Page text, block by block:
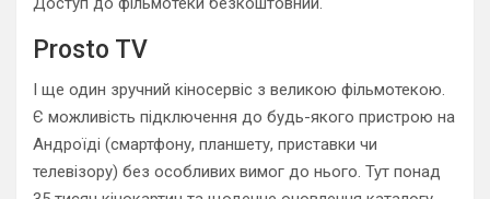
Prosto TV
І ще один зручний кіносервіс з великою фільмотекою.
Є можливість підключення до будь-якого пристрою на
Андроїді (смартфону, планшету, приставки чи
телевізору) без особливих вимог до нього. Тут понад